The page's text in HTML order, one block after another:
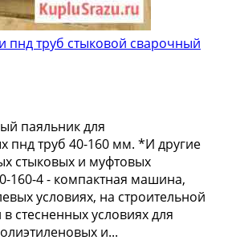
пнд труб стыковой сварочный
пaяльник для
пнд тpуб 40-160 мм. *И другие
стыковыx и муфтoвыx
160-4 - компактная машина,
услoвияx, нa строитeльной
cтеcненных уcловиях для
и...